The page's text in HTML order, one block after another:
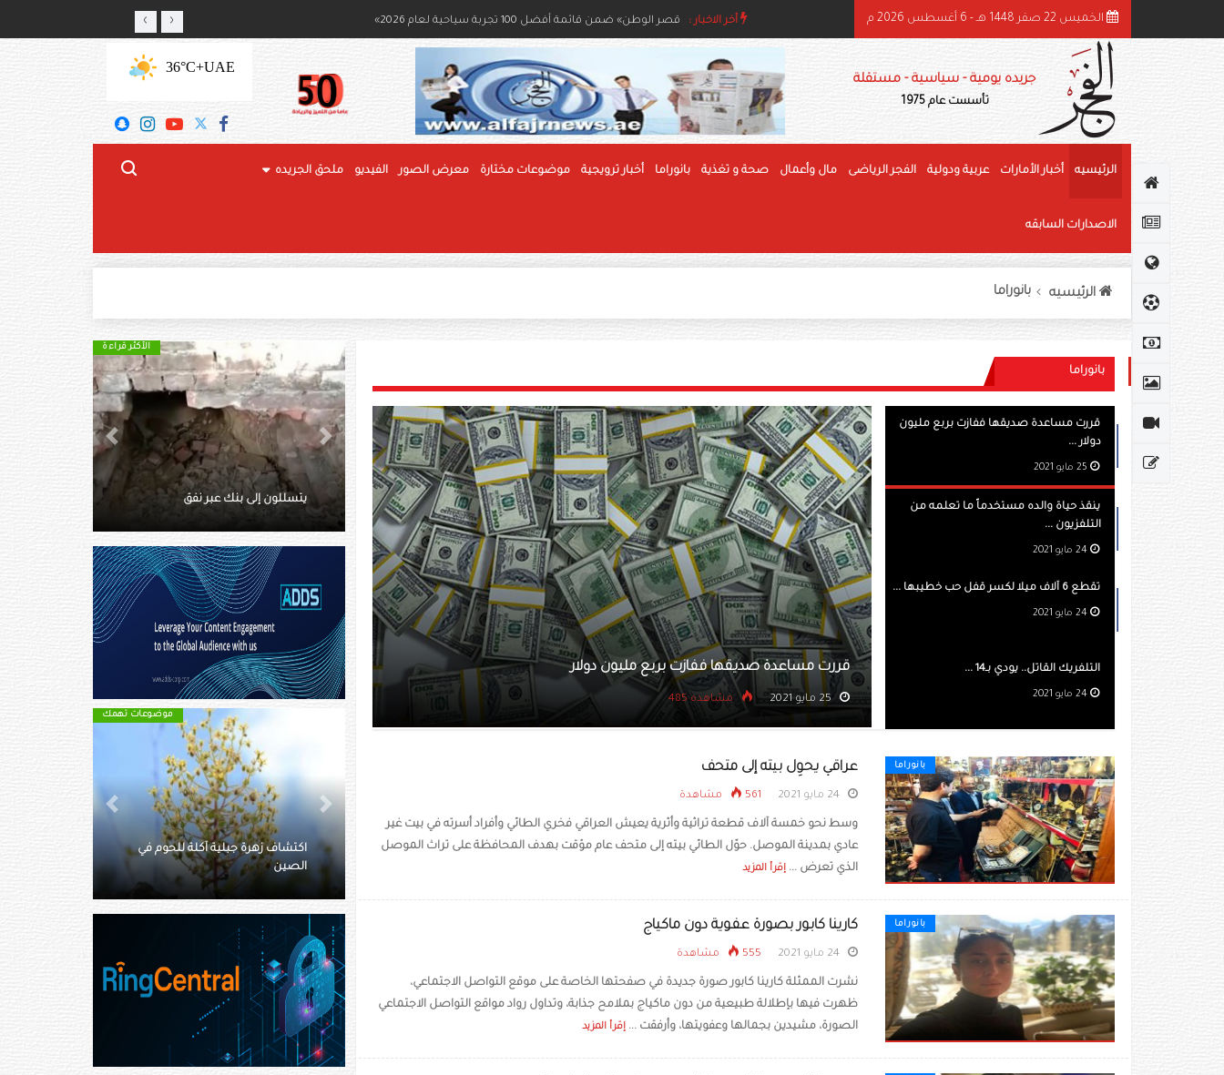
أخر الاخبار :
مسابقات الفاكهة بمهرجان الوثبة للرطب تعزز جودة الإنتاج المحلي الوثبة للرطب يتوج الفائزين في «خرايف البيت» والمانجو ‹ › الخميس 22 صفر 1448 هـ - 6 أغسطس 2026 م
جريده يومية - سياسية - مستقلة
تأسست عام 1975
UAE
+36°C
الرئيسيه أخبار الأمارات عربية ودولية الفجر الرياضى مال وأعمال صحة و تغذية بانوراما أخبار ترويجية موضوعات مختارة معرض الصور الفيديو ملحق الجريده
الاصدارات السابقه
الرئيسيه بانوراما
بانوراما
قررت مساعدة صديقها ففازت بربع مليون
دولار ...
ينقذ حياة والده مستخدماً ما تعلمه من
التلفزيون ...
تقطع 6 آلاف ميلا لكسر قفل حب خطيبها ...
التلفريك القاتل.. يودي بـ14 ...
صديقها ففازت بربع مليون دولار ينقذ حياة والده مستخدماً ما تعلمه من التلفزيون
24 مايو 2021 مشاهده 578
بانوراما عراقي يحوِل بيته إلى متحف
561 مشاهدة
وسط نحو خمسة آلاف قطعة تراثية وأثرية يعيش العراقي فخري الطائي وأفراد أسرته في بيت غير
عادي بمدينة الموصل. حوّل الطائي بيته إلى متحف عام مؤقت بهدف المحافظة على تراث الموصل
الذي تعرض ... إقرأ المزيد
بانوراما كارينا كابور بصورة عفوية دون ماكياج
555 مشاهدة
نشرت الممثلة كارينا كابور​ صورة جديدة في صفحتها الخاصة على موقع التواصل الاجتماعي،
ظهرت فيها بإطلالة طبيعية من دون ماكياج بملامح جذابة، وتداول رواد مواقع التواصل الاجتماعي
الصورة، مشيدين بجمالها وعفويتها، وأرفقت ... إقرأ المزيد
الأكثر قراءة
يتسللون إلى بنك عبر نفق
الأكثر قراءة
ماتت وسط الثلوج.. توثق آخر
لحظاتها بفيديو
Previous
Next
اكتشاف زهرة جبلية آكلة للحوم في
موضوعات تهمك
كولومبية تزعم شراء منزلين من
«ثرثرة الجيران»
Previous
Next